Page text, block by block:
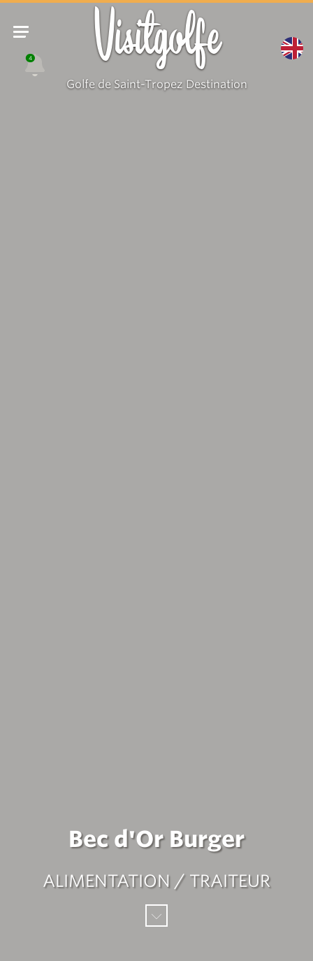
4 Visitgolfe
Golfe de Saint-Tropez Destination
Bec d'Or Burger
ALIMENTATION / TRAITEUR